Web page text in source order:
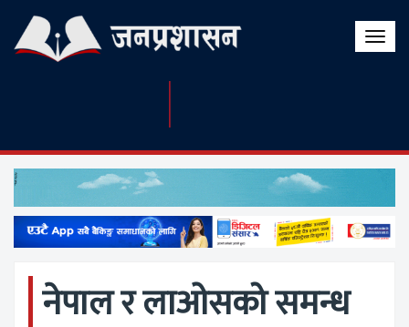
Toggle
नेपाल र लाओसको समन्ध